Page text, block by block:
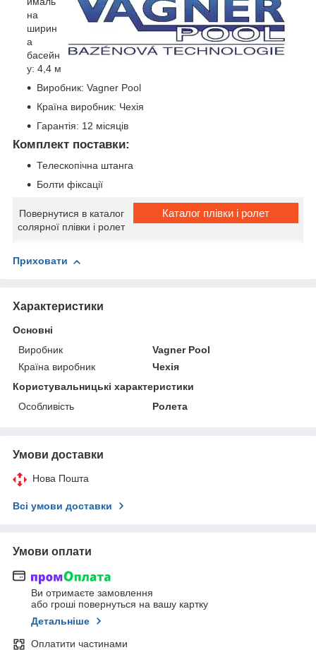
на
ширин
а
басейн
у: 4,4 м
Виробник: Vagner Pool
Країна виробник: Чехія
Гарантія: 12 місяців
Комплект поставки:
Телескопічна штанга
Болти фіксації
Повернутися в каталог
солярної плівки і ролет
Каталог плівки і ролет
Приховати
Характеристики
Основні
Виробник
Vagner Pool
Країна виробник
Чехія
Користувальницькі характеристики
Особливість
Ролета
Умови доставки
Нова Пошта
Всі умови доставки
Умови оплати
Ви отримаєте замовлення
або гроші повернуться на вашу картку
Детальніше
Оплатити частинами